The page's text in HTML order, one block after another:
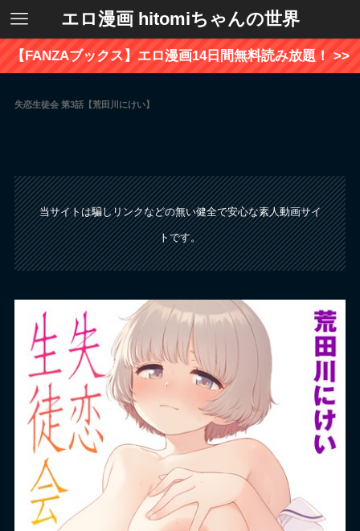
エロ漫画 hitomiちゃんの世界
【FANZAブックス】エロ漫画14日間無料読み放題！ >>
失恋生徒会 第3話【荒田川にけい】
当サイトは騙しリンクなどの無い健全で安心な素人動画サイ
トです。